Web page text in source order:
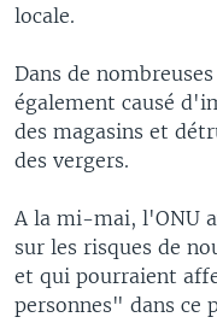
locale.
Dans de
également causé
des magasins et
des vergers.
A la mi-mai, l'ONU
sur les risques de
et qui pourraient
personnes" dans ce